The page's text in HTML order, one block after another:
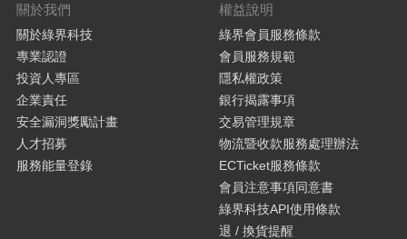
關於我們
關於綠界科技
專業認證
投資人專區
企業責任
安全漏洞獎勵計畫
人才招募
服務能量登錄
權益說明
綠界會員服務條款
會員服務規範
隱私權政策
銀行揭露事項
交易管理規章
物流暨收款服務處理辦法
ECTicket服務條款
會員注意事項同意書
綠界科技API使用條款
退 / 換貨提醒